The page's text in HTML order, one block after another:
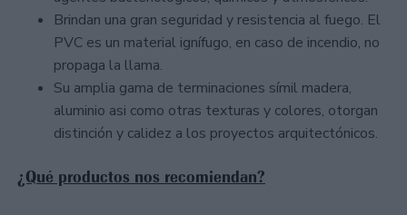
Brindan una gran seguridad y resistencia al fuego. El
PVC es un material ignífugo, en caso de incendio, no
propaga la llama.
Su amplia gama de terminaciones símil madera,
aluminio asi como otras texturas y colores, otorgan
distinción y calidez a los proyectos arquitectónicos.
¿Qué productos nos recomiendan?